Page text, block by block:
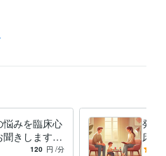
ラー・コーチ 経験年数 : 16年
悩みを臨床心
きします
歴18年以上の
120 円 /分
発達
床心
カウ